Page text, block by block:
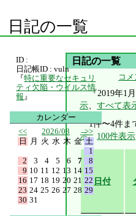
日記の一覧
日記の一覧
コ
『2019年1
示、すべて表
1件〜4件ま
示、 100件表示
日付
ID :
日記帳ID : vuln
『特に重要なセキュリ
ティ欠陥・ウイルス情
報 』
カレンダー
<<
2026/08
>>
日
月 火 水 木 金 土
1
2
3 4 5 6 7
8
9 10 11 12 13 14 15
16 17 18 19 20 21 22
23 24 25 26 27 28 29
30 31